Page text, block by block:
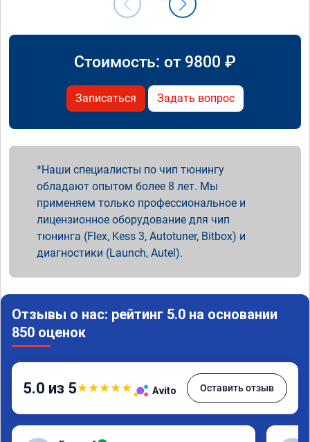
Стоимость: от 9800 ₽
Записаться Задать вопрос
Наши специалисты по чип тюнингу
обладают опытом более 8 лет. Мы
применяем только профессиональное и
лицензионное оборудование для чип
тюнинга (Flex, Kess 3, Autotuner, Bitbox) и
диагностики (Launch, Autel).
Отзывы о нас: рейтинг 5.0 на основании
850 оценок
5.0 из 5★★★★★ Avito Оставить отзыв